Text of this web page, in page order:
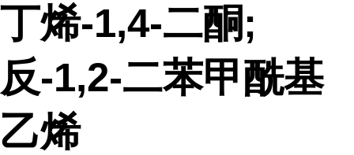
丁烯-1,4-二酮;
反-1,2-二苯甲酰基
乙烯